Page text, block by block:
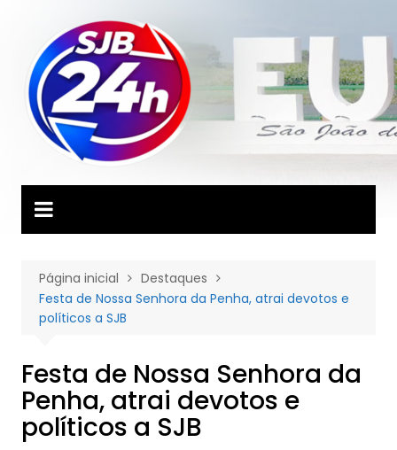
conteúdo
Página inicial
Destaques
Festa de Nossa Senhora da Penha, atrai devotos e
políticos a SJB
Festa de Nossa Senhora da
Penha, atrai devotos e
políticos a SJB